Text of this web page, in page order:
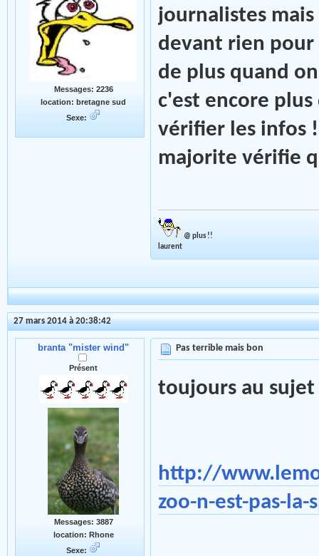
Messages: 2236
location: bretagne sud
Sexe:
journalistes
devant rien
de plus quand
c'est encore
vérifier les infos
majorite vérifie
@ plus !!
laurent
27 mars 2014 à 20:38:42
branta "mister wind"
Présent
Messages: 3887
location: Rhone
Sexe:
Pas terrible mais bon
toujours au sujet
http://
zoo-n-est-pas-